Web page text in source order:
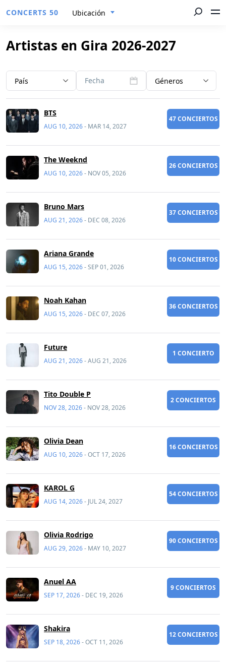
CONCERTS 50 Ubicación
Artistas en Gira 2026-2027
País Fecha Géneros
BTS
AUG 10, 2026- MAR 14, 2027
47 CONCIERTOS
The Weeknd
AUG 10, 2026- NOV 05, 2026
26 CONCIERTOS
Bruno Mars
AUG 21, 2026- DEC 08, 2026
37 CONCIERTOS
Ariana Grande
AUG 15, 2026-SEP 01, 2026
10 CONCIERTOS
Noah Kahan
AUG 15, 2026- DEC 07, 2026
36 CONCIERTOS
Future
AUG 21, 2026-AUG 21, 2026
1 CONCIERTO
Tito Double P
NOV 28, 2026- NOV 28, 2026
2 CONCIERTOS
Olivia Dean
AUG 10, 2026-OCT 17, 2026
16 CONCIERTOS
KAROL G
AUG 14, 2026- JUL 24, 2027
54 CONCIERTOS
Olivia Rodrigo
AUG 29, 2026- MAY 10, 2027
90 CONCIERTOS
Anuel AA
SEP 17, 2026- DEC 19, 2026
9 CONCIERTOS
Shakira
SEP 18, 2026-OCT 11, 2026
12 CONCIERTOS